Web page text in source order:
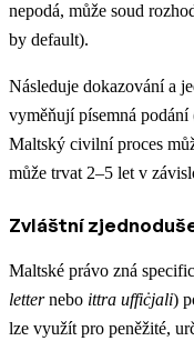
nepodá, může soud
by default).
Následuje dokazování a
vyměňují písemná podání
Maltský civilní proces
může trvat 2–5 let v
Zvláštní
Maltské právo zná
letternebo ittra uffiċjali)
lze využít pro peněžité,